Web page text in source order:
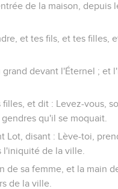
de la maison, depuis
et tes fils, et tes filles,
devant l'Éternel ; et
et dit : Levez-vous,
qu'il se moquait.
Lot, disant : Lève-toi,
l'iniquité de la ville.
de sa femme, et la main
de la ville.